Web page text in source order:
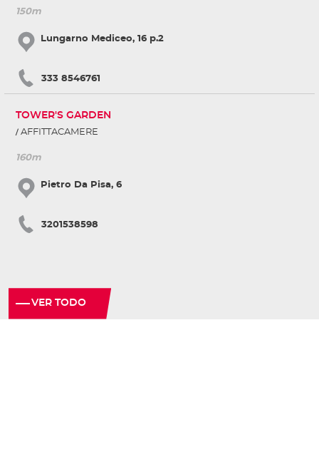
150m
Lungarno Mediceo, 16 p.2
333 8546761
TOWER'S GARDEN
AFFITTACAMERE
160m
Pietro Da Pisa, 6
3201538598
VER TODO